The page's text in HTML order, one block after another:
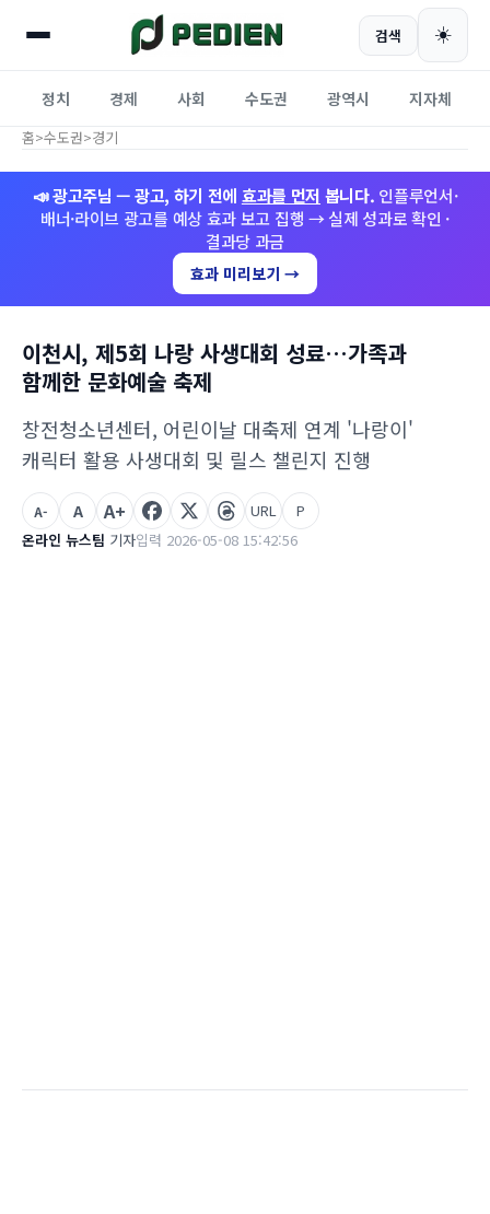
검색 ☀️
정치 경제 사회 수도권 광역시 지자체
홈>수도권>경기
📣 광고주님 — 광고, 하기 전에 효과를 먼저 봅니다. 인플루언서·
배너·라이브 광고를 예상 효과 보고 집행 → 실제 성과로 확인 ·
결과당 과금
효과 미리보기 →
이천시, 제5회 나랑 사생대회 성료…가족과
함께한 문화예술 축제
창전청소년센터, 어린이날 대축제 연계 '나랑이'
캐릭터 활용 사생대회 및 릴스 챌린지 진행
온라인 뉴스팀 기자입력 2026-05-08 15:42:56
A- A A+ URL P